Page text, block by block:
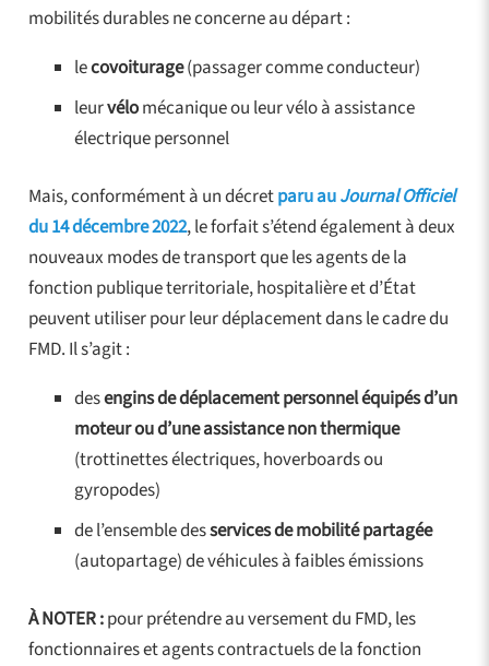
mobilités durables ne concerne au départ :
lecovoiturage(passager comme conducteur)
leurvélomécanique ou leur vélo à assistance
électrique personnel
Mais, conformément à un décretparu auJournal Officiel
du 14 décembre 2022, le forfait s’étend également à deux
nouveaux modes de transport que les agents de la
fonction publique territoriale, hospitalière et d’État
peuvent utiliser pour leur déplacement dans le cadre du
FMD. Il s’agit :
desengins de déplacement personnel équipés d’un
moteur ou d’une assistance non thermique
(trottinettes électriques, hoverboards ou
gyropodes)
de l’ensemble desservices de mobilité partagée
(autopartage) de véhicules à faibles émissions
À NOTER :pour prétendre au versement du FMD, les
fonctionnaires et agents contractuels de la fonction